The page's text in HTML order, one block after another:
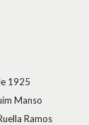
1925
Manso
Ramos